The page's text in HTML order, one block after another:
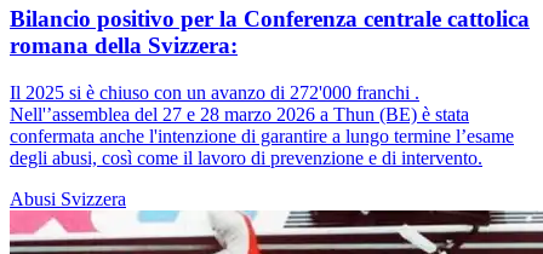
Bilancio positivo per la Conferenza centrale cattolica
romana della Svizzera:
Il 2025 si è chiuso con un avanzo di 272'000 franchi .
Nell'’assemblea del 27 e 28 marzo 2026 a Thun (BE) è stata
confermata anche l'intenzione di garantire a lungo termine l’esame
degli abusi, così come il lavoro di prevenzione e di intervento.
Abusi Svizzera